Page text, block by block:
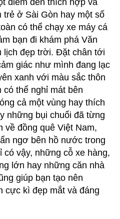
điểm đến thích hợp và
trẻ ở Sài Gòn hay một số
có thể chạy xe máy cá
bạn đi khám phá Văn
lịch đẹp trời. Đặt chân tới
giác như mình đang lạc
xanh với màu sắc thôn
thể nghỉ mát bên
cả một vùng hay thích
những bụi chuối đã từng
về đồng quê Việt Nam,
ngơ bên hồ nước trong
có vậy, những cỗ xe hàng,
lớn hay những căn nhà
giúp bạn tạo nên
cực kì đẹp mắt và đáng